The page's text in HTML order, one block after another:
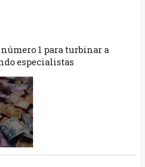
1 para turbinar a
especialistas